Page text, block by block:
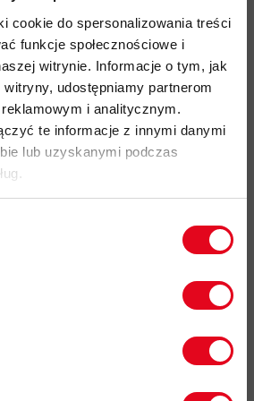
cookie do spersonalizowania treści
funkcje społecznościowe i
witrynie. Informacje o tym, jak
udostępniamy partnerom
i analitycznym.
te informacje z innymi danymi
lub uzyskanymi podczas
zawiera szkodliwych dla zdrowia i
PFC, zapewnia lekką ochronę przed
regulacja lekko dopasowanego do
daszkiem
kostkowy,
plisą zwiększającą objętość i zapinane
YKK, krytych listwą zapewniających
rękawy z regulacją szerokości